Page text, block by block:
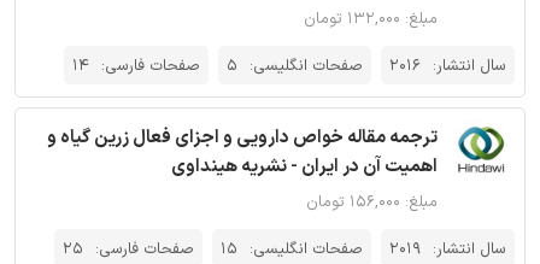
مبلغ: ۱۳۲,۰۰۰ تومان
سال انتشار: 2016 صفحات انگلیسی: 5 صفحات فارسی: 14
ترجمه مقاله خواص دارویی و اجزای فعال زرین گیاه و
اهمیت آن در ایران - نشریه هینداوی
مبلغ: ۱۵۶,۰۰۰ تومان
سال انتشار: 2019 صفحات انگلیسی: 15 صفحات فارسی: 25